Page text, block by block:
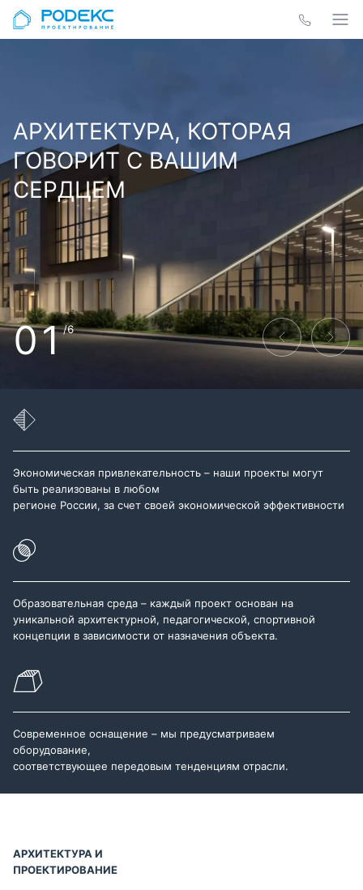
АРХИТЕКТУРА, КОТОРАЯ
ГОВОРИТ С ВАШИМ
СЕРДЦЕМ
01/6
Экономическая привлекательность – наши проекты могут
быть реализованы в любом
регионе России, за счет своей экономической эффективности
Образовательная среда – каждый проект основан на
уникальной архитектурной, педагогической, спортивной
концепции в зависимости от назначения объекта.
Современное оснащение – мы предусматриваем
оборудование,
соответствующее передовым тенденциям отрасли.
АРХИТЕКТУРА И
ПРОЕКТИРОВАНИЕ